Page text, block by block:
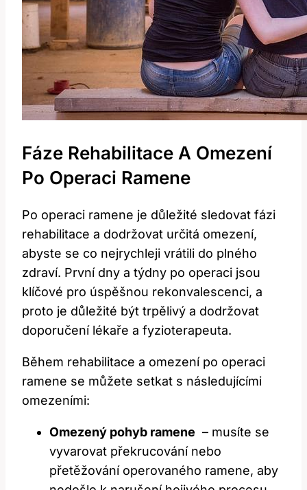
Fáze Rehabilitace A‍ Omezení
‌po Operaci Ramene
Po ⁤operaci ramene ⁣je důležité sledovat fázi
rehabilitace a dodržovat určitá omezení,
abyste se⁢ co nejrychleji vrátili do plného
zdraví. První dny a týdny po operaci jsou
klíčové pro úspěšnou rekonvalescenci, a
proto je důležité být trpělivý a⁣ dodržovat
doporučení⁢ lékaře a fyzioterapeuta.
Během rehabilitace a omezení po operaci
ramene se můžete setkat ⁢s následujícími
omezeními:
Omezený pohyb ramene ⁤ – musíte se
vyvarovat překrucování ⁤nebo‌
přetěžování operovaného ramene, aby